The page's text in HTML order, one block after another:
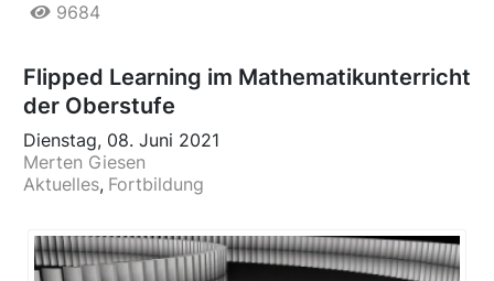
9684
Flipped Learning im Mathematikunterricht
der Oberstufe
Dienstag, 08. Juni 2021
Merten Giesen
Aktuelles Fortbildung